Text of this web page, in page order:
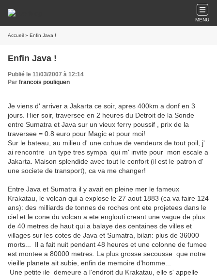
MENU
Accueil » Enfin Java !
Enfin Java !
Publié le 11/03/2007 à 12:14
Par francois pouliquen
Je viens d' arriver a Jakarta ce soir, apres 400km a donf en 3
jours. Hier soir, traversee en 2 heures du Detroit de la Sonde
entre Sumatra et Java sur un vieux ferry poussif , prix de la
traversee = 0.8 euro pour Magic et pour moi!
Sur le bateau, au milieu d' une cohue de vendeurs de tout poil, j'
ai rencontre un type tres sympa qui m' invite pour mon escale a
Jakarta. Maison splendide avec tout le confort (il est le patron d'
une societe de transport), ca va me changer!
Entre Java et Sumatra il y avait en pleine mer le fameux
Krakatau, le volcan qui a explose le 27 aout 1883 (ca va faire 124
ans): des milliards de tonnes de roches ont ete projetees dans le
ciel et le cone du volcan a ete englouti creant une vague de plus
de 40 metres de haut qui a balaye des centaines de villes et
villages sur les cotes de Java et Sumatra, bilan: plus de 36000
morts... Il a fait nuit pendant 48 heures et une colonne de fumee
est montee a 80000 metres. La plus grosse secousse que notre
vieille planete ait subie, enfin de memoire d'homme...
Une petite ile demeure a l'endroit du Krakatau, elle s' appelle